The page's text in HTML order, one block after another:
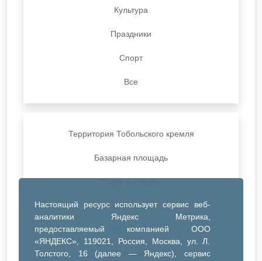
Настоящий ресурс использует сервис веб-
аналитики Яндекс Метрика,
предоставляемый компанией ООО
«ЯНДЕКС», 119021, Россия, Москва, ул. Л.
Толстого, 16 (далее — Яндекс), сервис
Культура
Праздники
Спорт
Все
Территория Тобольского кремля
Базарная площадь
ДК Синтез
ДК Речник
ДК Водник